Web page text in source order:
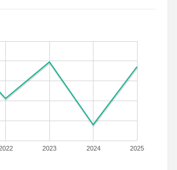
2023 2024 2025